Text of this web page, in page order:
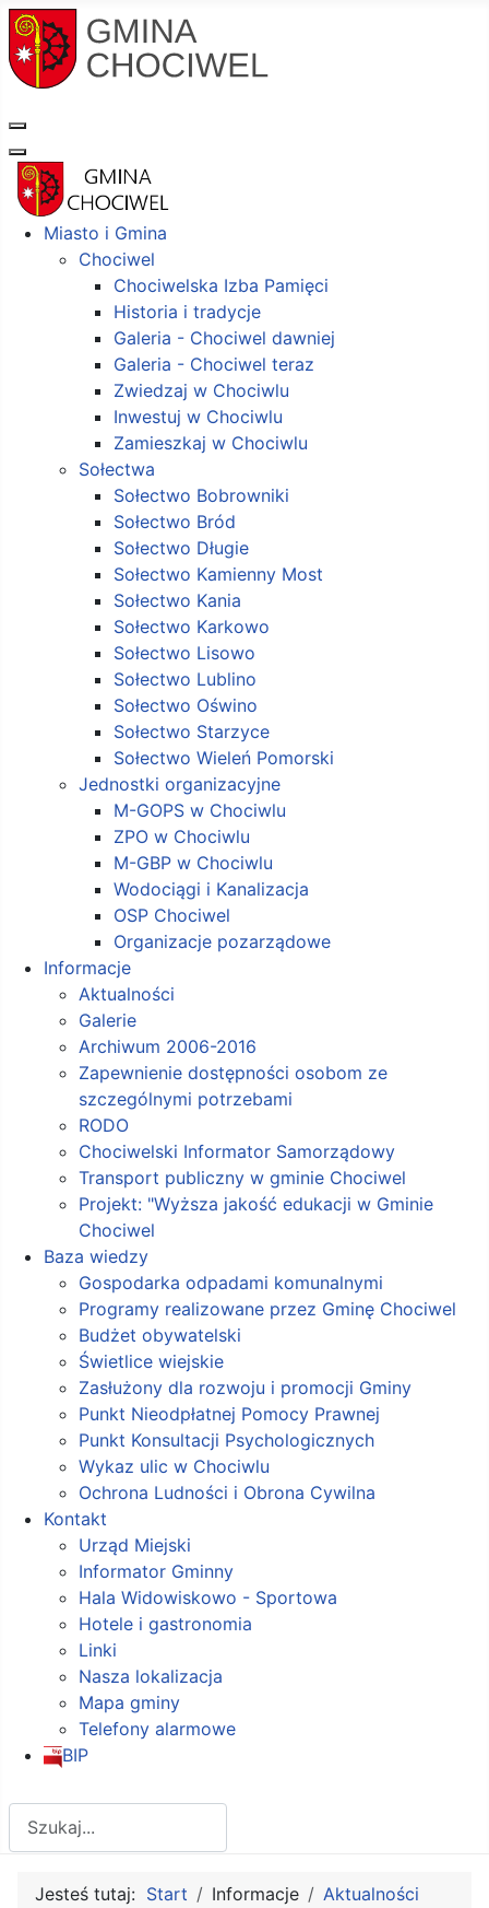
Miasto i Gmina
Chociwel
Chociwelska Izba Pamięci
Historia i tradycje
Galeria - Chociwel dawniej
Galeria - Chociwel teraz
Zwiedzaj w Chociwlu
Inwestuj w Chociwlu
Zamieszkaj w Chociwlu
Sołectwa
Sołectwo Bobrowniki
Sołectwo Bród
Sołectwo Długie
Sołectwo Kamienny Most
Sołectwo Kania
Sołectwo Karkowo
Sołectwo Lisowo
Sołectwo Lublino
Sołectwo Oświno
Sołectwo Starzyce
Sołectwo Wieleń Pomorski
Jednostki organizacyjne
M-GOPS w Chociwlu
ZPO w Chociwlu
M-GBP w Chociwlu
Wodociągi i Kanalizacja
OSP Chociwel
Organizacje pozarządowe
Informacje
Aktualności
Galerie
Archiwum 2006-2016
Zapewnienie dostępności osobom ze
szczególnymi potrzebami
RODO
Chociwelski Informator Samorządowy
Transport publiczny w gminie Chociwel
Projekt: "Wyższa jakość edukacji w Gminie
Chociwel
Baza wiedzy
Gospodarka odpadami komunalnymi
Programy realizowane przez Gminę Chociwel
Budżet obywatelski
Świetlice wiejskie
Zasłużony dla rozwoju i promocji Gminy
Punkt Nieodpłatnej Pomocy Prawnej
Punkt Konsultacji Psychologicznych
Wykaz ulic w Chociwlu
Ochrona Ludności i Obrona Cywilna
Kontakt
Urząd Miejski
Informator Gminny
Hala Widowiskowo - Sportowa
Hotele i gastronomia
Linki
Nasza lokalizacja
Mapa gminy
Telefony alarmowe
BIP
Jesteś tutaj: Start Informacje
Aktualności